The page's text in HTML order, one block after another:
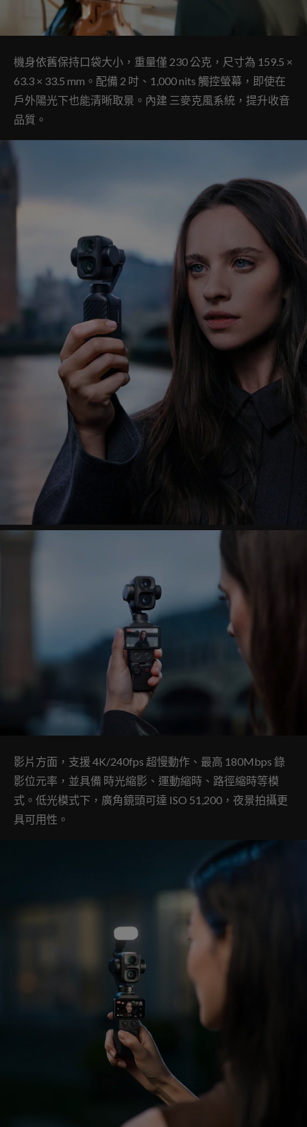
機身依舊保持口袋大小，重量僅 230 公克，尺寸為 159.5 ×
63.3 × 33.5 mm。配備 2 吋、1,000 nits 觸控螢幕，即使在
戶外陽光下也能清晰取景。內建 三麥克風系統，提升收音
品質。
影片方面，支援 4K/240fps 超慢動作、最高 180Mbps 錄
影位元率，並具備 時光縮影、運動縮時、路徑縮時等模
式。低光模式下，廣角鏡頭可達 ISO 51,200，夜景拍攝更
具可用性。